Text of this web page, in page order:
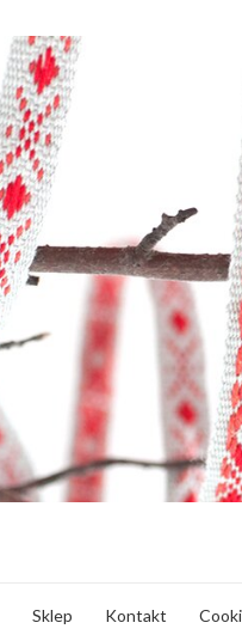
Sklep Kontakt